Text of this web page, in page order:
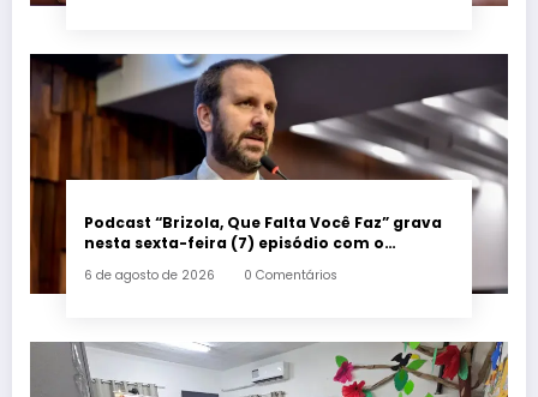
Podcast “Brizola, Que Falta Você Faz” grava
nesta sexta-feira (7) episódio com o
6 de agosto de 2026 0 Comentários